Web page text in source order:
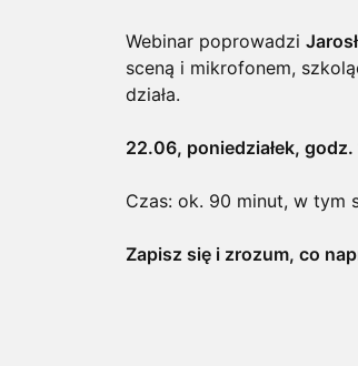
Webinar poprowadzi
sceną i mikrofonem,
działa.
22.06, poniedziałek,
Czas: ok. 90 minut, w tym
Zapisz się i zrozum, co